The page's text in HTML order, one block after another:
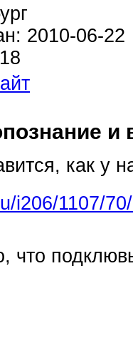
2010-06-22
как у
что